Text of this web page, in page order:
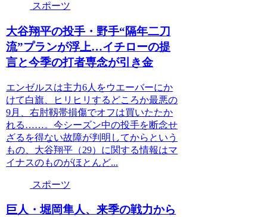
スポーツ
大谷翔平の投手・野手“隔年二刀
流”プランが浮上…イチローの提
言と今季の打者専念が引き金
エンゼルスは主力6人をウエーバーにか
けて白旗、ヒリヒリするどころか最悪の
9月、右肘靱帯損傷でオフは買いたたか
れる……。今シーズン中の投手を断念せ
ざるを得ない故障が判明してからという
もの、大谷翔平（29）に関する情報はマ
イナスのものがほとんど...
スポーツ
巨人・堀岡隼人、来季の戦力から